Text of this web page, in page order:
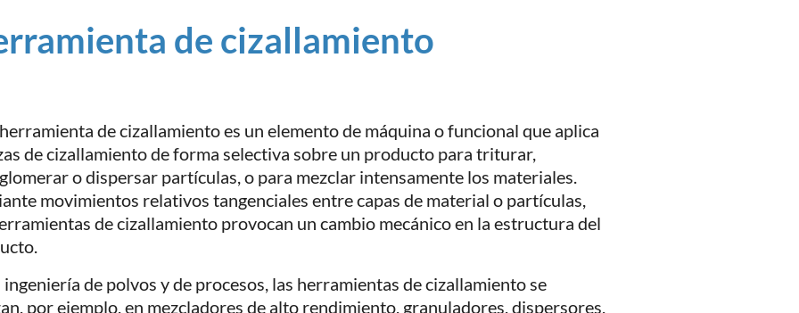
de cizallamiento
de cizallamiento es un elemento de máquina o funcional que aplica
de cizallamiento de forma selectiva sobre un producto para triturar,
o dispersar partículas, o para mezclar intensamente los materiales.
movimientos relativos tangenciales entre capas de material o partículas,
de cizallamiento provocan un cambio mecánico en la estructura del
ingeniería de polvos y de procesos, las herramientas de cizallamiento se
por ejemplo, en mezcladores de alto rendimiento, granuladores, dispersores,